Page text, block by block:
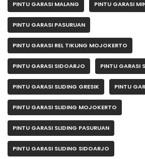
PINTU GARASI MALANG PINTU GARASI
PINTU GARASI PASURUAN
PINTU GARASI REL TIKUNG MOJOKERTO
PINTU GARASI SIDOARJO PINTU GARASI
PINTU GARASI SLIDING GRESIK PINTU
PINTU GARASI SLIDING MOJOKERTO
PINTU GARASI SLIDING PASURUAN
PINTU GARASI SLIDING SIDOARJO